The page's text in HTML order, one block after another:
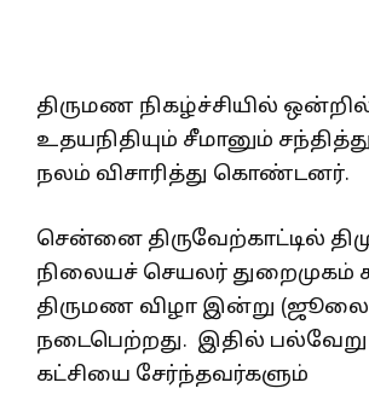
திருமண நிகழ்ச்சியில்
உதயநிதியும் சீமானும்
நலம் விசாரித்து கொண்டனர்.
சென்னை திருவேற்காட்டில்
நிலையச் செயலர் துறைமுகம்
திருமண விழா இன்று (ஜூலை
நடைபெற்றது. இதில்
கட்சியை சேர்ந்தவர்களும்